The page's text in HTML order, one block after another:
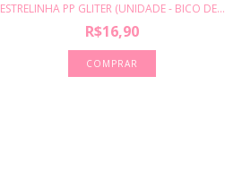
ESTRELINHA PP GLITER (UNIDADE - BICO DE...
R$16,90
COMPRAR